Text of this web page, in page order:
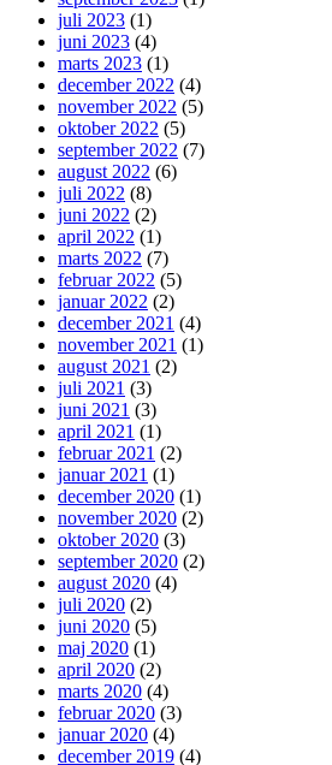
juli 2023 (1)
juni 2023 (4)
marts 2023 (1)
december 2022 (4)
november 2022 (5)
oktober 2022 (5)
september 2022 (7)
august 2022 (6)
juli 2022 (8)
juni 2022 (2)
april 2022 (1)
marts 2022 (7)
februar 2022 (5)
januar 2022 (2)
december 2021 (4)
november 2021 (1)
august 2021 (2)
juli 2021 (3)
juni 2021 (3)
april 2021 (1)
februar 2021 (2)
januar 2021 (1)
december 2020 (1)
november 2020 (2)
oktober 2020 (3)
september 2020 (2)
august 2020 (4)
juli 2020 (2)
juni 2020 (5)
maj 2020 (1)
april 2020 (2)
marts 2020 (4)
februar 2020 (3)
januar 2020 (4)
december 2019 (4)